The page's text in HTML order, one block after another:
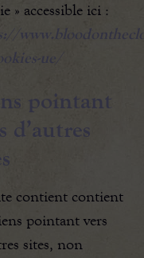
» accessible ici :
ue/
pointant
d’autres
contient contient
pointant vers
sites, non